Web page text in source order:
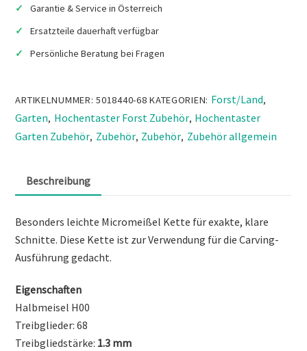
MengeGarantie & Service in Österreich
Ersatzteile dauerhaft verfügbar
Persönliche Beratung bei Fragen
ARTIKELNUMMER:5018440-68 KATEGORIEN: Forst/Land,
Garten, Hochentaster Forst Zubehör, Hochentaster
Garten Zubehör, Zubehör, Zubehör, Zubehör allgemein
Beschreibung
Besonders leichte Micromeißel Kette für exakte, klare
Schnitte. Diese Kette ist zur Verwendung für die Carving-
Ausführung gedacht.
Eigenschaften
Halbmeisel H00
Treibglieder: 68
Treibgliedstärke: 1.3 mm